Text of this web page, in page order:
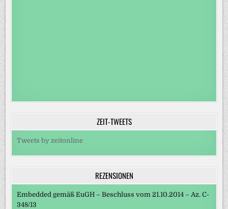
ZEIT-TWEETS
Tweets by zeitonline
REZENSIONEN
Embedded gemäß EuGH – Beschluss vom 21.10.2014 – Az. C-
348/13